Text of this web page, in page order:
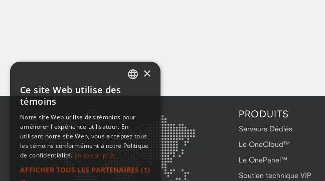
PRODUITS
Serveurs Dédiés
Le OneCloud™
Le OnePanel™
Soutien technique VIP
×
Ce site Web utilise des
témoins
Notre site Web utilise des témoins pour
améliorer l'expérience utilisateur. En
utilisant notre site Web, vous acceptez tous
les témoins conformément à notre Politique
de confidentialité. En savoir plus
AFFICHER TOUS LES PARTENAIRES (1)